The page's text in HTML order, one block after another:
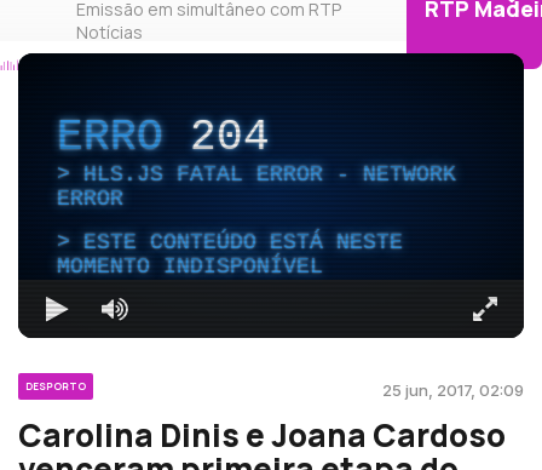
Emissão em simultâneo com RTP
Notícias
RTP
ERRO204
HLS.JS FATAL ERROR - NETWORK
ERROR
ESTE CONTEÚDO ESTÁ NESTE
MOMENTO INDISPONÍVEL
DESPORTO 25 jun, 2017, 02:09
Carolina Dinis e Joana Cardoso